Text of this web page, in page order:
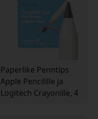
Paperlike Penntips
Apple Pencilille ja
Logitech Crayonille, 4